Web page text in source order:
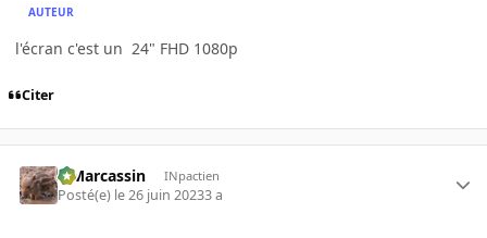
AUTEUR
l'écran c'est un 24" FHD 1080p
Citer
ElMarcassin INpactien
Posté(e) le 26 juin 20233 a